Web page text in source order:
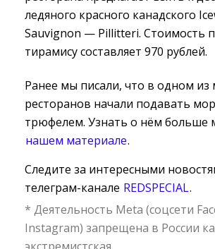
ледяного красного канадского
Sauvignon — Pillitteri. Стоимость
тирамису составляет 970 рублей.
Ранее мы писали, что в одном из
ресторанов начали подавать
трюфелем. Узнать о нём больше
нашем материале.
Следите за интересными
телеграм-канале REDSPECIAL.
* Деятельность Meta (соцсети
Instagram) запрещена в России